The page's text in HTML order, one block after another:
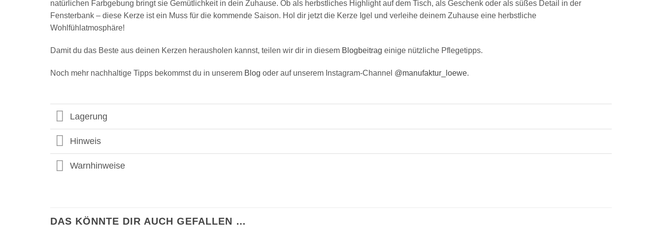
natürlichen Farbgebung bringt sie Gemütlichkeit in dein Zuhause. Ob als herbstliches Highlight auf dem Tisch, als Geschenk oder als süßes Detail in der
Fensterbank – diese Kerze ist ein Muss für die kommende Saison. Hol dir jetzt die Kerze Igel und verleihe deinem Zuhause eine herbstliche
Wohlfühlatmosphäre!
Damit du das Beste aus deinen Kerzen herausholen kannst, teilen wir dir in diesem Blogbeitrag einige nützliche Pflegetipps.
Noch mehr nachhaltige Tipps bekommst du in unserem Blog oder auf unserem Instagram-Channel @manufaktur_loewe.
Lagerung
Hinweis
Warnhinweise
DAS KÖNNTE DIR AUCH GEFALLEN …